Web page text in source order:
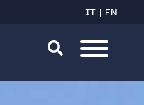
IT EN